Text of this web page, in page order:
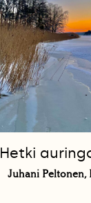
Hetki
Juhani Peltonen,